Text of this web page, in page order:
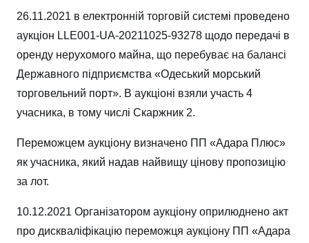
26.11.2021 в електронній торговій системі проведено
аукціон LLE001-UA-20211025-93278 щодо передачі в
оренду нерухомого майна, що перебуває на балансі
Державного підприємства «Одеський морський
торговельний порт». В аукціоні взяли участь 4
учасника, в тому числі Скаржник 2.
Переможцем аукціону визначено ПП «Адара Плюс»
як учасника, який надав найвищу цінову пропозицію
за лот.
10.12.2021 Організатором аукціону оприлюднено акт
про дискваліфікацію переможця аукціону ПП «Адара